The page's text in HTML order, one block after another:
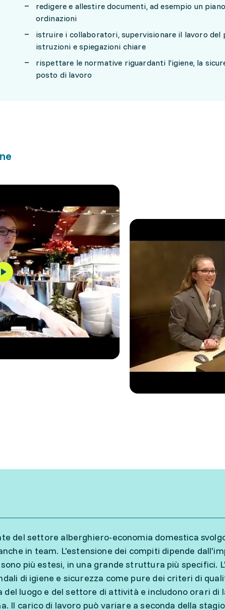
redigere e allestire documenti, ad esempio un
ordinazioni
istruire i collaboratori, supervisionare il lavoro del
istruzioni e spiegazioni chiare
rispettare le normative riguardanti l’igiene, la
posto di lavoro
del settore alberghiero-economia domestica
in team. L'estensione dei compiti dipende
più estesi, in una grande struttura più specifici.
di igiene e sicurezza come pure dei criteri di
del luogo e del settore di attività e includono orari
Il carico di lavoro può variare a seconda della